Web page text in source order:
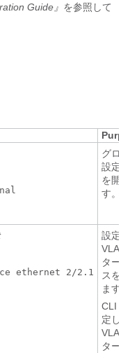
Guide』 を参照して
グロ
設定
を開
す。
ethernet 2/2.1
設定
VLAN
ター
スを
ます。
CLI
定した
VLAN
ター